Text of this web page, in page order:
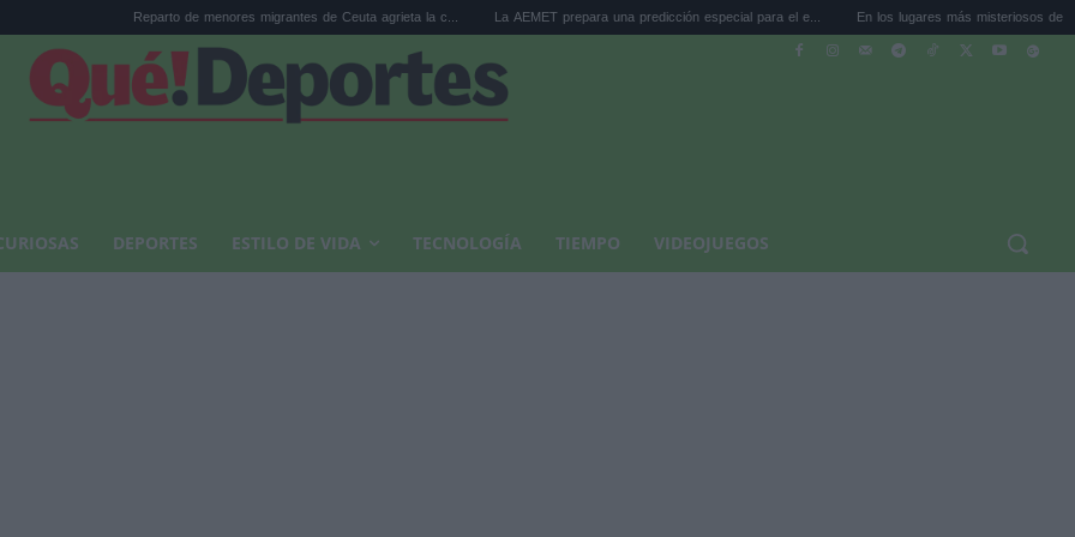
Reparto de menores migrantes de Ceuta agrieta la c... La AEMET prepara una predicción especial para el e... En los lugares más misteriosos del planeta:
DEPORTES ESTILO DE VIDA TECNOLOGÍA TIEMPO VIDEOJUEGOS